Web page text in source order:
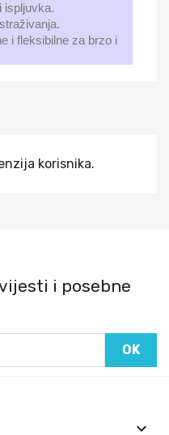
ispljuvka.
i fleksibilne za brzo i
korisnika.
i posebne
